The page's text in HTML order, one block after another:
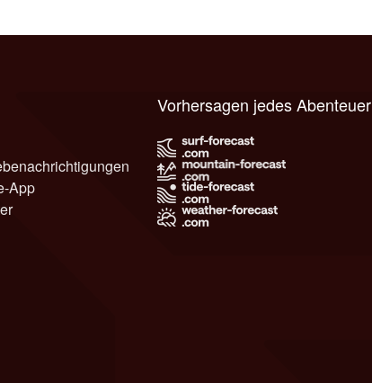
App
Vorhersagen jedes Abenteuer